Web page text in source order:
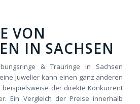
VON
IN SACHSEN
& Trauringe in Sachsen
Juwelier kann einen ganz anderen
beispielsweise der direkte Konkurrent
Ein Vergleich der Preise innerhalb